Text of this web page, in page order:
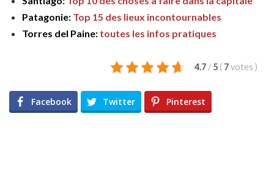
Patagonie: Top 15 des lieux incontournables
Torres del Paine: toutes les infos pratiques
4.7 / 5 ( 7votes )
Facebook Twitter Pinterest